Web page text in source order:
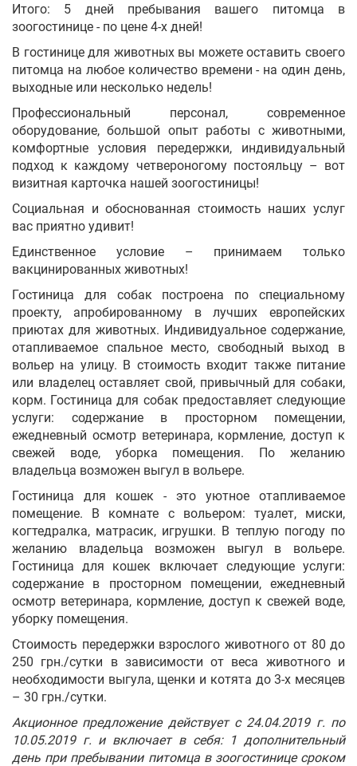
Итого: 5 дней пребывания вашего питомца в
зоогостинице - по цене 4-х дней!
В гостинице для животных вы можете оставить своего
питомца на любое количество времени - на один день,
выходные или несколько недель!
Профессиональный персонал, современное
оборудование, большой опыт работы с животными,
комфортные условия передержки, индивидуальный
подход к каждому четвероногому постояльцу – вот
визитная карточка нашей зоогостиницы!
Социальная и обоснованная стоимость наших услуг
вас приятно удивит!
Единственное условие – принимаем только
вакцинированных животных!
Гостиница для собак построена по специальному
проекту, апробированному в лучших европейских
приютах для животных. Индивидуальное содержание,
отапливаемое спальное место, свободный выход в
вольер на улицу. В стоимость входит также питание
или владелец оставляет свой, привычный для собаки,
корм. Гостиница для собак предоставляет следующие
услуги: содержание в просторном помещении,
ежедневный осмотр ветеринара, кормление, доступ к
свежей воде, уборка помещения. По желанию
владельца возможен выгул в вольере.
Гостиница для кошек - это уютное отапливаемое
помещение. В комнате с вольером: туалет, миски,
когтедралка, матрасик, игрушки. В теплую погоду по
желанию владельца возможен выгул в вольере.
Гостиница для кошек включает следующие услуги:
содержание в просторном помещении, ежедневный
осмотр ветеринара, кормление, доступ к свежей воде,
уборку помещения.
Стоимость передержки взрослого животного от 80 до
250 грн./сутки в зависимости от веса животного и
необходимости выгула, щенки и котята до 3-х месяцев
– 30 грн./сутки.
Акционное предложение действует с 24.04.2019 г. по
10.05.2019 г. и включает в себя: 1 дополнительный
день при пребывании питомца в зоогостинице сроком